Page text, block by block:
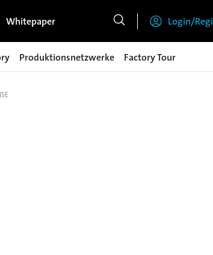
Whitepaper Login/
Produktionsnetzwerke Factory Tour